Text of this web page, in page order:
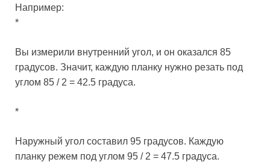
Например:
*
Вы измерили внутренний угол, и он оказался 85
градусов. Значит, каждую планку нужно резать под
углом 85 / 2 = 42.5 градуса.
*
Наружный угол составил 95 градусов. Каждую
планку режем под углом 95 / 2 = 47.5 градуса.